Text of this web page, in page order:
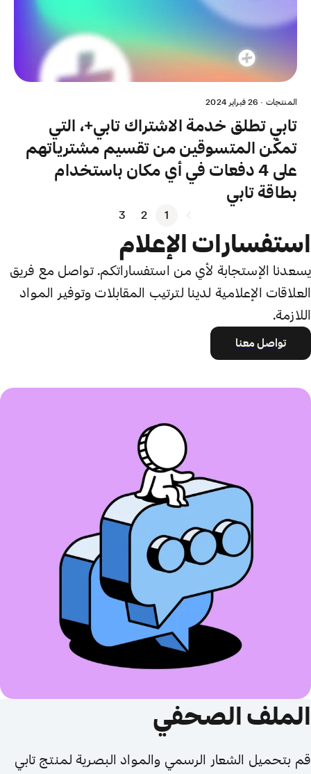
المنتجات · 26 فبراير 2024
تابي تطلق خدمة الاشتراك تابي+، التي
تمكّن المتسوقين من تقسيم مشترياتهم
على 4 دفعات في أي مكان باستخدام
بطاقة تابي
1
2
3
استفسارات الإعلام
يسعدنا الإستجابة لأي من استفساراتكم. تواصل مع فريق
العلاقات الإعلامية لدينا لترتيب المقابلات وتوفير المواد
اللازمة.
تواصل معنا
الملف الصحفي
قم بتحميل الشعار الرسمي والمواد البصرية لمنتج تابي